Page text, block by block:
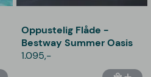
Oppustelig Flåde -
Bestway Summer Oasis
1.095,-